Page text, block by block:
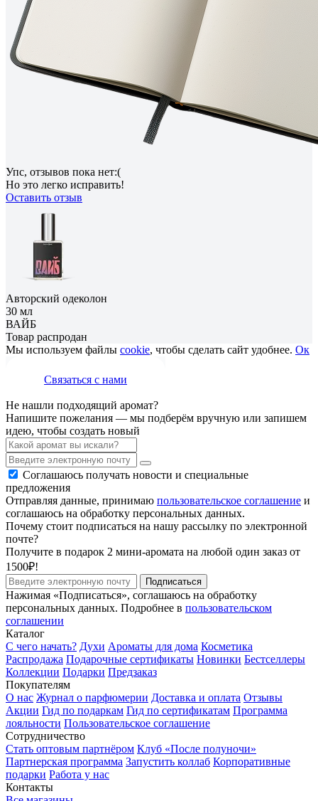
Упс, отзывов пока нет:(
Но это легко исправить!
Оставить отзыв
Авторский одеколон
30 мл
ВАЙБ
Товар распродан
Мы используем файлы cookie, чтобы сделать сайт удобнее. Ок
Связаться с нами
Не нашли подходящий аромат?
Напишите пожелания — мы подберём вручную или запишем
идею, чтобы создать новый
Соглашаюсь получать новости и специальные
предложения
Отправляя данные, принимаю пользовательское соглашение и
соглашаюсь на обработку персональных данных.
Почему стоит подписаться на нашу рассылку по электронной
почте?
Получите в подарок 2 мини-аромата на любой один заказ от
1500₽!
Подписаться
Нажимая «Подписаться», соглашаюсь на обработку
персональных данных. Подробнее в пользовательском
соглашении
Каталог
С чего начать? Духи Ароматы для дома Косметика
Распродажа Подарочные сертификаты Новинки Бестселлеры
Коллекции Подарки Предзаказ
Покупателям
О нас Журнал о парфюмерии Доставка и оплата Отзывы
Акции Гид по подаркам Гид по сертификатам Программа
лояльности Пользовательское соглашение
Сотрудничество
Стать оптовым партнёром Клуб «После полуночи»
Партнерская программа Запустить коллаб Корпоративные
подарки Работа у нас
Контакты